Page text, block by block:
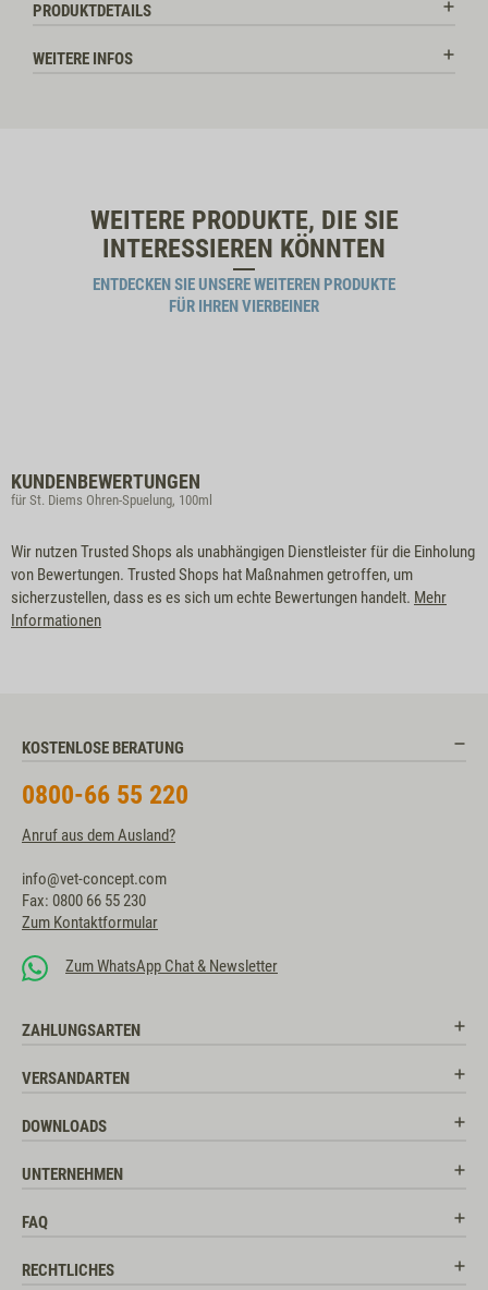
PRODUKTDETAILS
WEITERE INFOS
WEITERE PRODUKTE, DIE SIE
INTERESSIEREN KÖNNTEN
ENTDECKEN SIE UNSERE WEITEREN PRODUKTE
FÜR IHREN VIERBEINER
KUNDENBEWERTUNGEN
für St. Diems Ohren-Spuelung, 100ml
Wir nutzen Trusted Shops als unabhängigen Dienstleister für die Einholung
von Bewertungen. Trusted Shops hat Maßnahmen getroffen, um
sicherzustellen, dass es es sich um echte Bewertungen handelt. Mehr
Informationen
KOSTENLOSE BERATUNG
0800-66 55 220
Anruf aus dem Ausland?
info@vet-concept.com
Fax: 0800 66 55 230
Zum Kontaktformular
Zum WhatsApp Chat & Newsletter
ZAHLUNGSARTEN
VERSANDARTEN
DOWNLOADS
UNTERNEHMEN
FAQ
RECHTLICHES